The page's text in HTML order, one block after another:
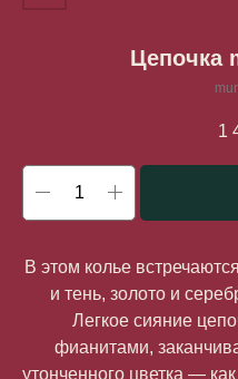
Цепочка
1
В этом колье
и тень, золото и
Легкое сияние
фианитами,
утонченного цветка —